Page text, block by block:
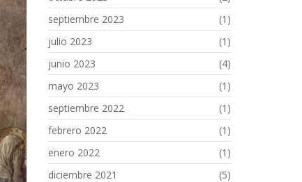
septiembre 2023
(1)
julio 2023
(1)
junio 2023
(4)
mayo 2023
(1)
septiembre 2022
(1)
febrero 2022
(1)
enero 2022
(1)
diciembre 2021
(5)